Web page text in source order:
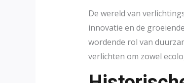
De wereld van
innovatie en de
wordende rol van
verlichten om zowel